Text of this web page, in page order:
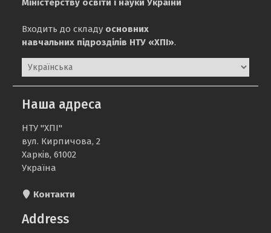
Входить до складу основних
навчальних підрозділів НТУ «ХПІ».
Вибрати
мову
Наша адреса
НТУ "ХПІ"
вул. Кирпичова, 2
Харків, 61002
Україна
Контакти
Address